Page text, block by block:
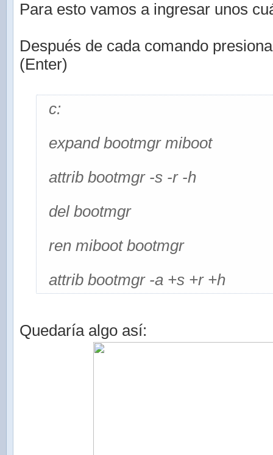
Para esto vamos a ingresar unos
Después de cada comando
(Enter)
c:
expand bootmgr miboot
attrib bootmgr -s -r -h
del bootmgr
ren miboot bootmgr
attrib bootmgr -a +s +r +h
Quedaría algo así: